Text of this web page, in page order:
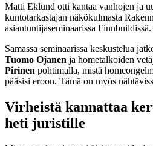
Matti Eklund otti kantaa vanhojen ja
kuntotarkastajan näkökulmasta
asiantuntijaseminaarissa
Samassa seminaarissa keskustelua
Tuomo Ojanen ja hometalkoiden
Pirinen pohtimalla, mistä
pääsisi eroon. Tämä on myös
Virheistä kannattaa
heti juristille